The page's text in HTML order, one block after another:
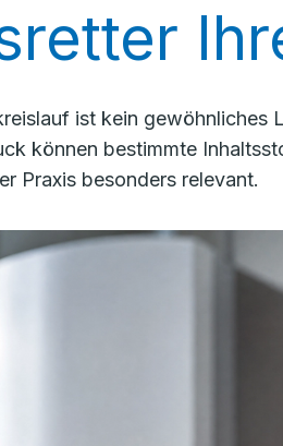
ist kein gewöhnliches
können bestimmte
Praxis besonders relevant.